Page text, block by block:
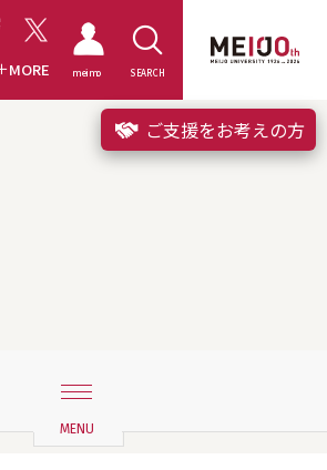
MORE meimo SEARCH
ご支援をお考えの方